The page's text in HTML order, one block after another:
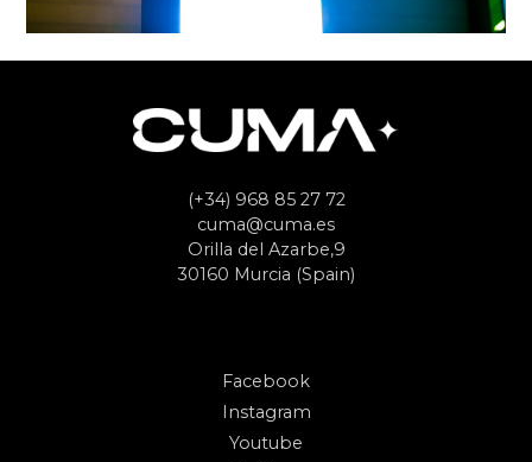
(+34) 968 85 27 72
cuma@cuma.es
Orilla del Azarbe,9
30160 Murcia (Spain)
Facebook
Instagram
Youtube